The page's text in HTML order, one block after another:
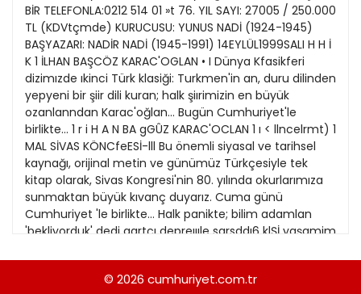
Özel Okullar
Sevgililer Günü
Siyaset Eki
Sürdürülebilir yaşam
Turizm Eki
Yerel Yönetimler
1987
1986
1985
1984
1983
1982
1981
1980
24
25
26
27
28
29
30
15
16
17
18
19
20
BİR TELEFONLA:0212 514 01 »t 76. YIL SAYI: 27005 / 250.000
TL (KDVtçmde) KURUCUSU: YUNUS NADİ (1924-1945)
BAŞYAZARI: NADİR NADİ (1945-1991) 14EYLÜL1999SALI H H İ
K 1 İLHAN BAŞCÖZ KARAC'OGLAN • I Dünya Kfasikferi
dizimızde ıkinci Türk klasiği: Turkmen'in an, duru dilinden
yepyeni bir şiir dili kuran; halk şiırimizin en büyük
ozanlanndan Karac'oğlan... Bugün Cumhuriyet'le
birlikte... 1 r i H A N BA gGÛZ KARAC'OCLAN 1 ı < llncelrmt) 1
MAL SİVAS KÖNCfeESİ-lll Bu önemli siyasal ve tarihsel
kaynağı, orijinal metin ve günümüz Türkçesiyle tek
kitap olarak, Sivas Kongresi'nin 80. yılında okurlarımıza
sunmaktan büyük kıvanç duyarız. Cuma günü
Cumhuriyet 'le birlikte... Halk panikte; bilim adamlan
'bekliyorduk' dedi aartçı depreıııle sarsddı6 klŞİ yaşamim
meydana gelen 5.8 büyüklüğündeki deprem, 20 saniye
sü- reyle Istanbul, Bursa, Sakarya, Çanakkale, Izmirve
© 2026 cumhuriyet.com.tr